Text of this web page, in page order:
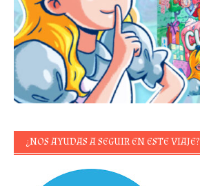
¿NOS AYUDAS A SEGUIR EN ESTE VIAJE?